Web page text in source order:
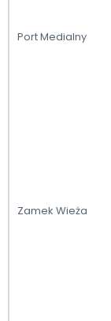
Port Medialny
Zamek Wieża